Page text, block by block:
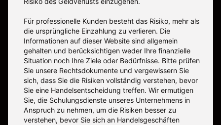
Für professionelle Kunden besteht das Risiko, mehr als
die ursprüngliche Einzahlung zu verlieren. Die
Informationen auf dieser Website sind allgemein
gehalten und berücksichtigen weder Ihre finanzielle
Situation noch Ihre Ziele oder Bedürfnisse. Bitte prüfen
Sie unsere Rechtsdokumente und vergewissern Sie
sich, dass Sie die Risiken vollständig verstehen, bevor
Sie eine Handelsentscheidung treffen. Wir ermutigen
Sie, die Schulungsdienste unseres Unternehmens in
Anspruch zu nehmen, um die Risiken besser zu
verstehen, bevor Sie sich an Handelsgeschäften